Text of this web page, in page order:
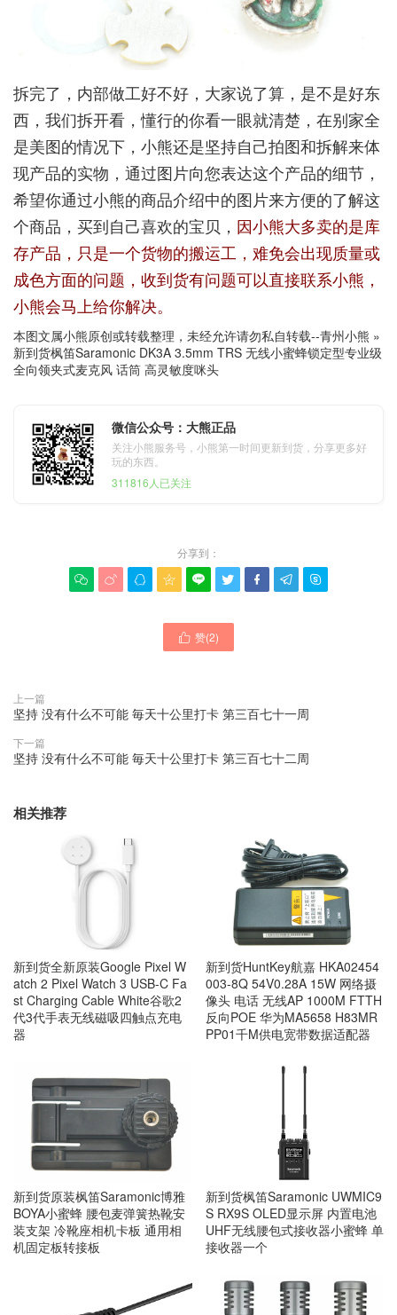
拆完了，内部做工好不好，大家说了算，是不是好东
西，我们拆开看，懂行的你看一眼就清楚，在别家全
是美图的情况下，小熊还是坚持自己拍图和拆解来体
现产品的实物，通过图片向您表达这个产品的细节，
希望你通过小熊的商品介绍中的图片来方便的了解这
个商品，买到自己喜欢的宝贝， 因小熊大多卖的是库
存产品，只是一个货物的搬运工，难免会出现质量或
成色方面的问题，收到货有问题可以直接联系小熊，
小熊会马上给你解决。
本图文属小熊原创或转载整理，未经允许请勿私自转载--青州小熊 »
新到货枫笛Saramonic DK3A 3.5mm TRS 无线小蜜蜂锁定型专业级
全向领夹式麦克风 话筒 高灵敏度咪头
微信公众号：大熊正品
关注小熊服务号，小熊第一时间更新到货，分享更多好
玩的东西。
311816人已关注
分享到：
        
 赞(2)
上一篇
坚持 没有什么不可能 毎天十公里打卡 第三百七十一周
下一篇
坚持 没有什么不可能 毎天十公里打卡 第三百七十二周
相关推荐
新到货全新原装Google Pixel W
atch 2 Pixel Watch 3 USB-C Fa
st Charging Cable White谷歌2
代3代手表无线磁吸四触点充电
器
新到货HuntKey航嘉 HKA02454
003-8Q 54V0.28A 15W 网络摄
像头 电话 无线AP 1000M FTTH
反向POE 华为MA5658 H83MR
PP01千M供电宽带数据适配器
新到货原装枫笛Saramonic博雅
BOYA小蜜蜂 腰包麦弹簧热靴安
装支架 冷靴座相机卡板 通用相
机固定板转接板
新到货枫笛Saramonic UWMIC9
S RX9S OLED显示屏 内置电池
UHF无线腰包式接收器小蜜蜂 单
接收器一个